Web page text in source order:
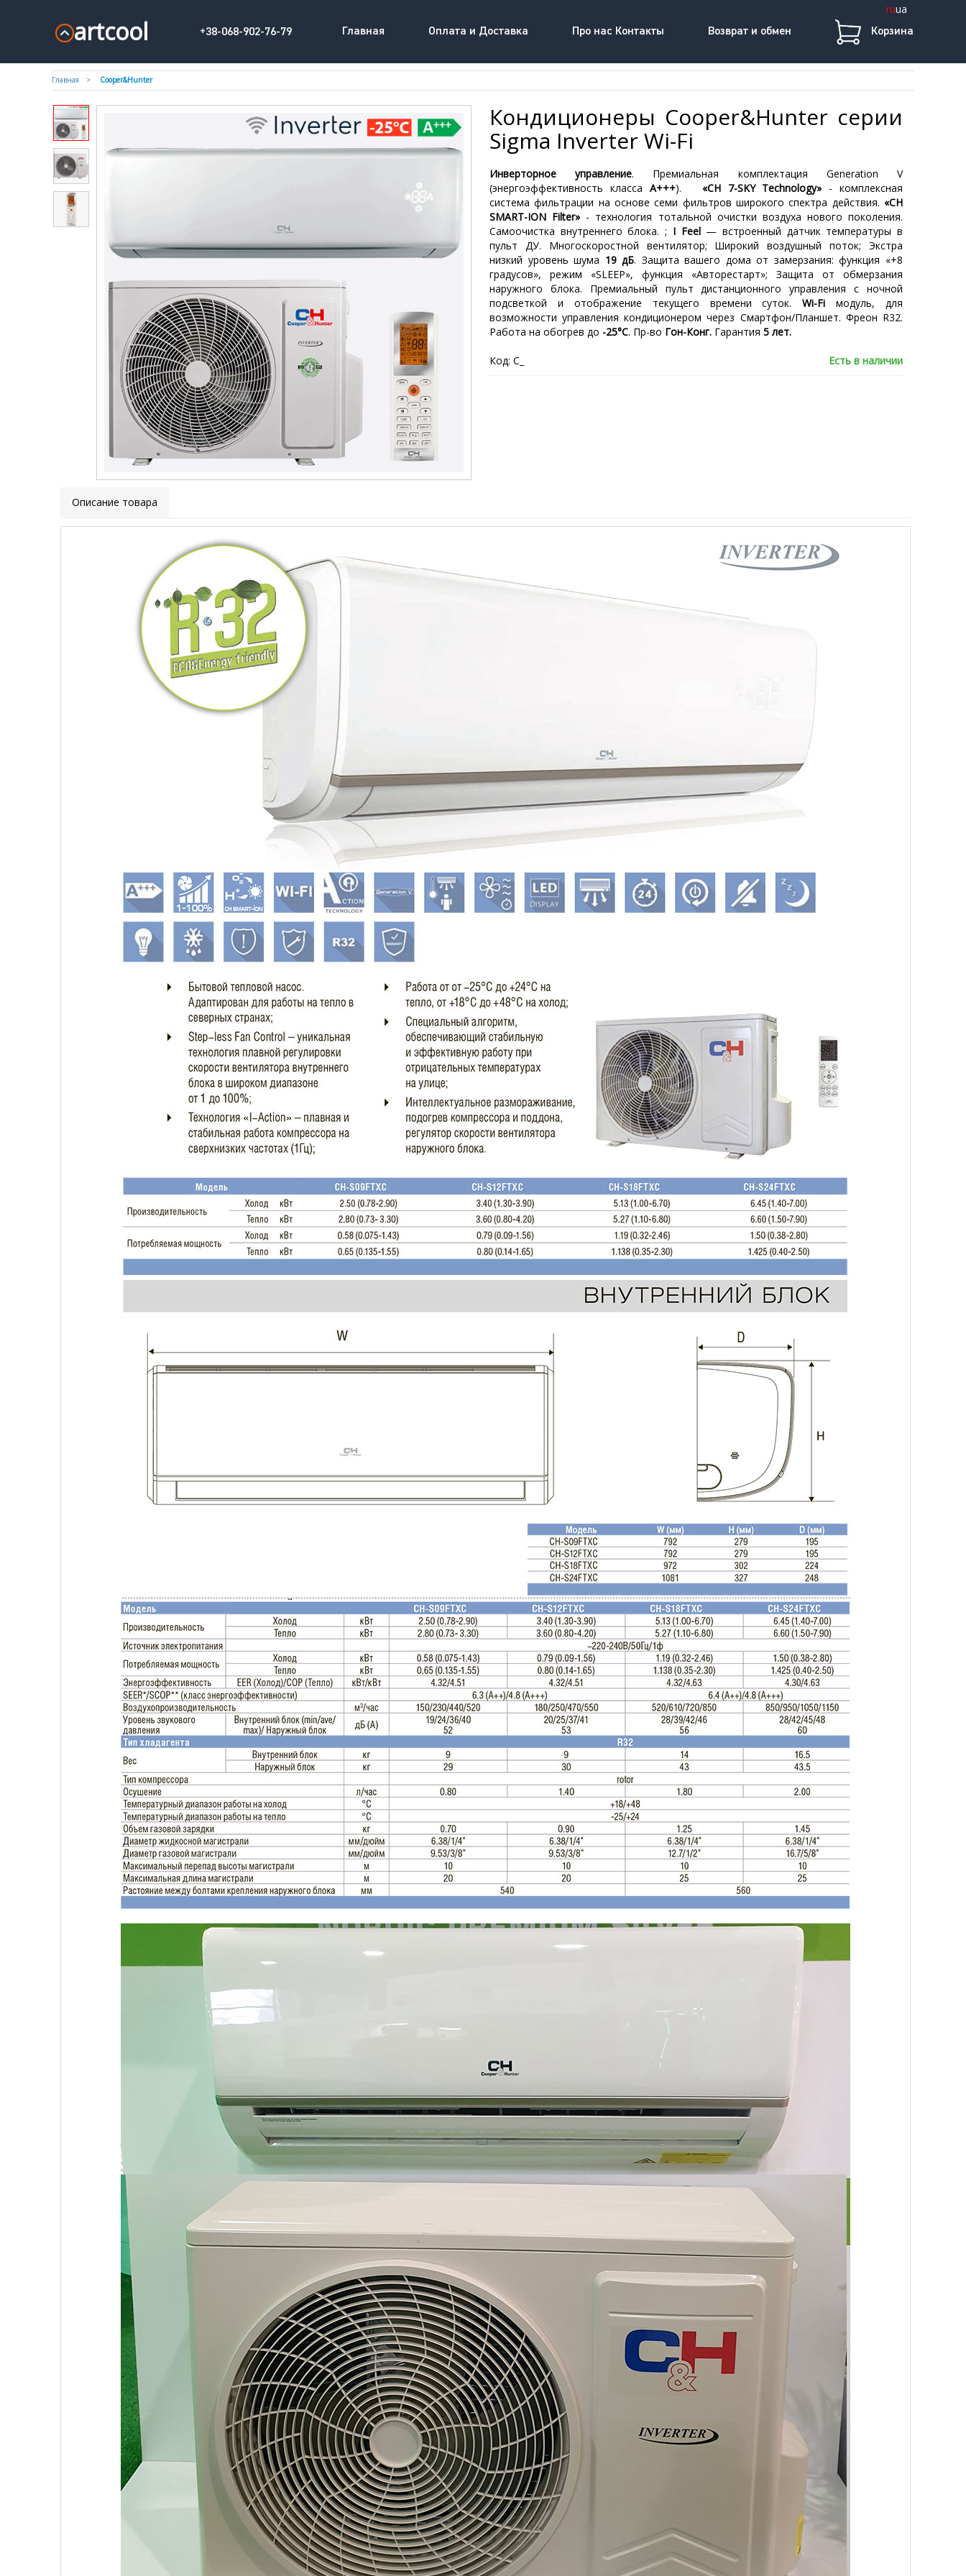
ruua
artcool +38-068-902-76-79 Главная Оплата и Доставка Про нас Контакты Возврат и обмен Корзина
Главная Cooper&Hunter
Кондиционеры Cooper&Hunter серии
Sigma Inverter Wi-Fi
Инверторное управление. Премиальная комплектация Generation V
(энергоэффективность класса А+++). «CH 7-SKY Technology» - комплексная
система фильтрации на основе семи фильтров широкого спектра действия. «CH
SMART-ION Filter» - технология тотальной очистки воздуха нового поколения.
Самоочистка внутреннего блока. ; I Feel— встроенный датчик температуры в
пульт ДУ. Многоскоростной вентилятор; Широкий воздушный поток; Экстра
низкий уровень шума 19 дБ. Защита вашего дома от замерзания: функция «+8
градусов», режим «SLEEP», функция «Авторестарт»; Защита oт обмерзания
наружного блока. Премиальный пульт дистанционного управления с ночной
подсветкой и отображение текущего времени суток.Wi-Fi модуль, для
возможности управления кондиционером через Смартфон/Планшет. Фреон R32.
Работа на обогрев до -25°С. Пр-во Гон-Конг. Гарантия 5 лет.
Код: C_ Есть в наличии
Описание товара